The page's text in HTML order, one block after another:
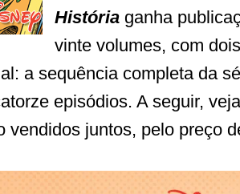
Históriaganha
vinte volumes, com
a sequência completa da
episódios. A seguir,
juntos, pelo preço